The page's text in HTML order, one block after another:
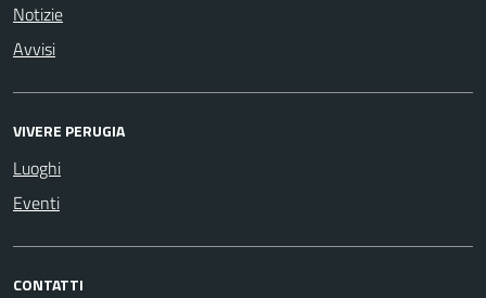
Notizie
Avvisi
VIVERE PERUGIA
Luoghi
Eventi
CONTATTI